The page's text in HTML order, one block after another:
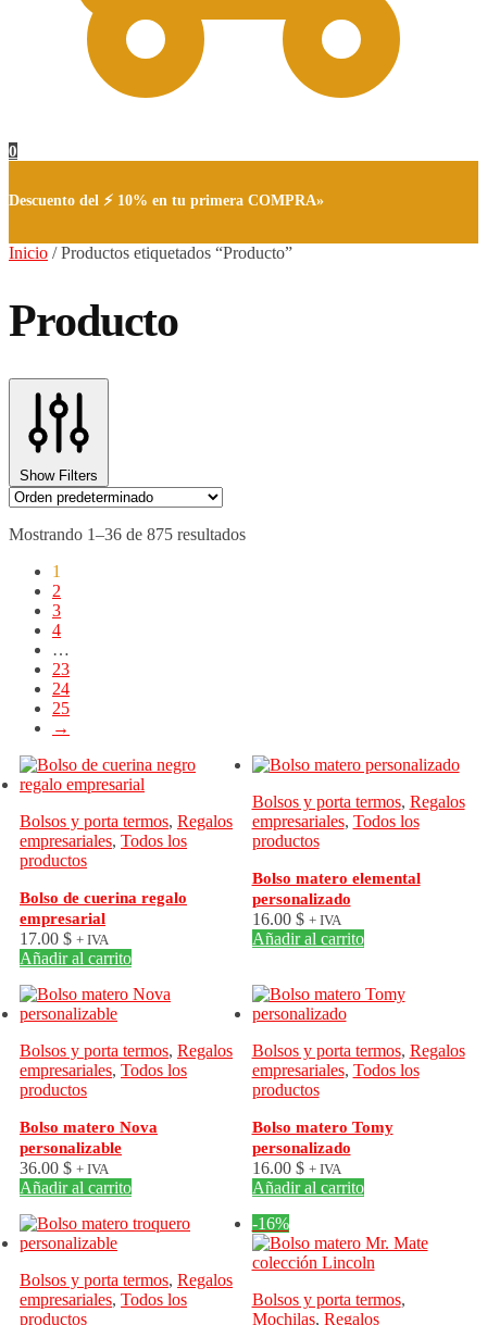
0
Descuento del ⚡ 10% en tu primera COMPRA»
Inicio /Productos etiquetados “Producto”
Producto
Show Filters
Mostrando 1–36 de 875 resultados
1
2
3
4
…
23
24
25
→
Bolsos y porta termos, Regalos
empresariales, Todos los
productos
Bolso de cuerina regalo
empresarial
17.00 $ + IVA
Añadir al carrito
Bolsos y porta termos, Regalos
empresariales, Todos los
productos
Bolso matero elemental
personalizado
16.00 $ + IVA
Añadir al carrito
Bolsos y porta termos, Regalos
empresariales, Todos los
productos
Bolso matero Nova
personalizable
36.00 $ + IVA
Añadir al carrito
Bolsos y porta termos, Regalos
empresariales, Todos los
productos
Bolso matero Tomy
personalizado
16.00 $ + IVA
Añadir al carrito
Bolsos y porta termos, Regalos
empresariales, Todos los
productos
-16%
Bolsos y porta termos,
Mochilas, Regalos